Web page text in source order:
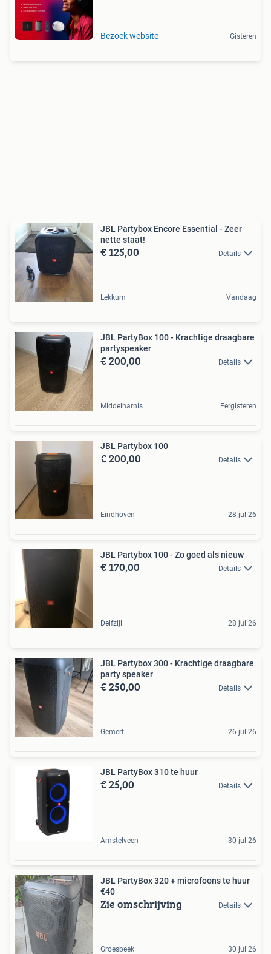
Bezoek website Gisteren
JBL Partybox Encore Essential - Zeer
nette staat!
€ 125,00 Details
Lekkum Vandaag
JBL PartyBox 100 - Krachtige draagbare
partyspeaker
€ 200,00 Details
Middelharnis Eergisteren
JBL Partybox 100
€ 200,00 Details
Eindhoven 28 jul 26
JBL Partybox 100 - Zo goed als nieuw
€ 170,00 Details
Delfzijl 28 jul 26
JBL Partybox 300 - Krachtige draagbare
party speaker
€ 250,00 Details
Gemert 26 jul 26
JBL PartyBox 310 te huur
€ 25,00 Details
Amstelveen 30 jul 26
JBL PartyBox 320 + microfoons te huur
€40
Zie omschrijving Details
Groesbeek 30 jul 26